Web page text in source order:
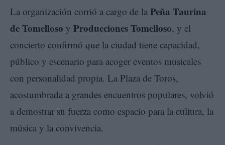
La organización corrió a cargo de la Peña Taurina
de Tomelloso y Producciones Tomelloso, y el
concierto confirmó que la ciudad tiene capacidad,
público y escenario para acoger eventos musicales
con personalidad propia. La Plaza de Toros,
acostumbrada a grandes encuentros populares, volvió
a demostrar su fuerza como espacio para la cultura, la
música y la convivencia.